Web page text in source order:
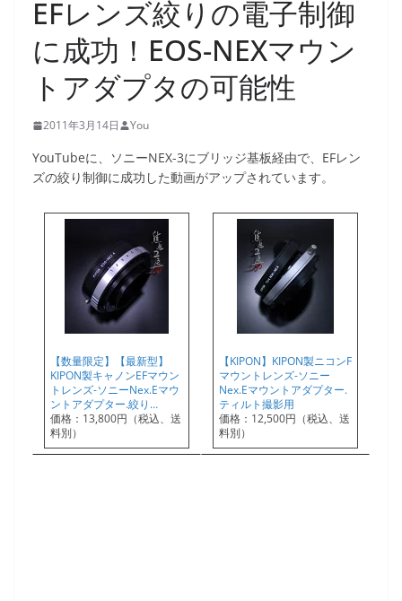
EFレンズ絞りの電子制御
に成功！EOS-NEXマウン
トアダプタの可能性
2011年3月14日 You
YouTubeに、ソニーNEX-3にブリッジ基板経由で、EFレン
ズの絞り制御に成功した動画がアップされています。
【数量限定】【最新型】
KIPON製キャノンEFマウン
トレンズ-ソニーNex.Eマウ
ントアダプター.絞り…
価格：13,800円（税込、送
料別）
【KIPON】KIPON製ニコンF
マウントレンズ-ソニー
Nex.Eマウントアダプター.
ティルト撮影用
価格：12,500円（税込、送
料別）